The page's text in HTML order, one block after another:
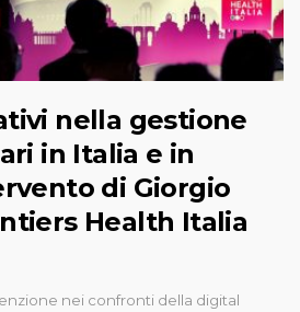
nella gestione
in Italia e in
di Giorgio
Health Italia
nei confronti della digital